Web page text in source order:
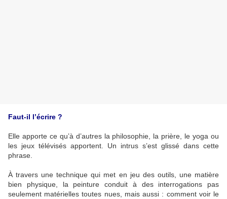
Faut-il l’écrire ?
Elle apporte ce qu’à d’autres la philosophie, la prière, le yoga ou
les jeux télévisés apportent. Un intrus s’est glissé dans cette
phrase.
À travers une technique qui met en jeu des outils, une matière
bien physique, la peinture conduit à des interrogations pas
seulement matérielles toutes nues, mais aussi : comment voir le